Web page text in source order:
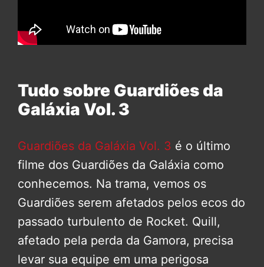
Tudo sobre Guardiões da
Galáxia Vol. 3
Guardiões da Galáxia Vol. 3 é o último
filme dos Guardiões da Galáxia como
conhecemos. Na trama, vemos os
Guardiões serem afetados pelos ecos do
passado turbulento de Rocket. Quill,
afetado pela perda da Gamora, precisa
levar sua equipe em uma perigosa